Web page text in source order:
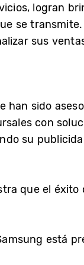
logran
se
sus
sido
con
su
que el
está